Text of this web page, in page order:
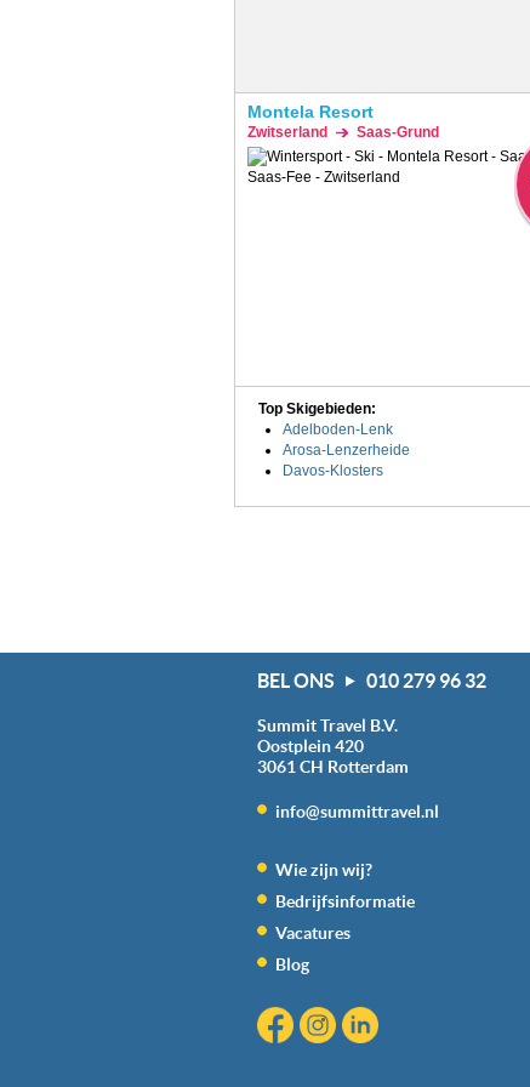
Montela Resort
Zwitserland Saas-Grund
Top Skigebieden:
Adelboden-Lenk
Arosa-Lenzerheide
Davos-Klosters
BEL ONS 010 279 96 32
Summit Travel B.V.
Oostplein 420
3061 CH Rotterdam
info@summittravel.nl
Wie zijn wij?
Bedrijfsinformatie
Vacatures
Blog